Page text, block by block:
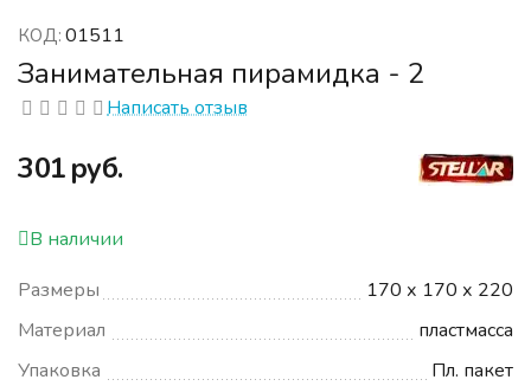
КОД: 01511
Занимательная пирамидка - 2
Написать отзыв
‍301‍руб.
В наличии
Размеры
170 х 170 х 220
Материал
пластмасса
Упаковка
Пл. пакет